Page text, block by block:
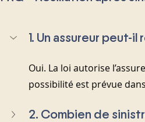
1. Un assureur peut-
Oui. La loi autorise
possibilité est prévue
2. Combien de